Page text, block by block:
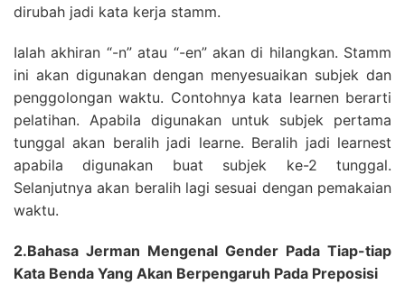
dirubah jadi kata kerja stamm.
Ialah akhiran “-n” atau “-en” akan di hilangkan. Stamm
ini akan digunakan dengan menyesuaikan subjek dan
penggolongan waktu. Contohnya kata learnen berarti
pelatihan. Apabila digunakan untuk subjek pertama
tunggal akan beralih jadi learne. Beralih jadi learnest
apabila digunakan buat subjek ke-2 tunggal.
Selanjutnya akan beralih lagi sesuai dengan pemakaian
waktu.
2.Bahasa Jerman Mengenal Gender Pada Tiap-tiap
Kata Benda Yang Akan Berpengaruh Pada Preposisi